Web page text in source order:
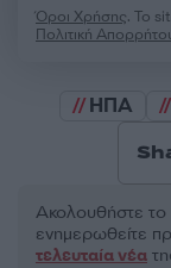
Όροι Χρήσης. Το
Πολιτική
ΗΠΑ
Ακολουθήστε
ενημερωθείτε
τελευταία νέα